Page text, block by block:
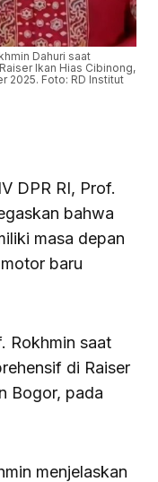
Dahuri saat
Ikan Hias Cibinong,
2025. Foto: RD Institut
DPR RI, Prof.
bahwa
masa depan
baru
Rokhmin saat
di Raiser
Bogor, pada
menjelaskan